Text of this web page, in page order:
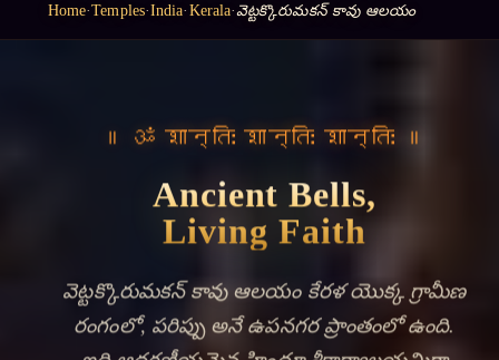
Home·Temples·India· Kerala·వెట్టక్కొరుమకన్ కావు ఆలయం
॥ ॐ शान्तिः शान्तिः शान्तिः ॥
Ancient Bells,
Living Faith
వెట్టక్కొరుమకన్ కావు ఆలయం కేరళ యొక్క గ్రామీణ
రంగంలో, పరిప్పు అనే ఉపనగర ప్రాంతంలో ఉంది.